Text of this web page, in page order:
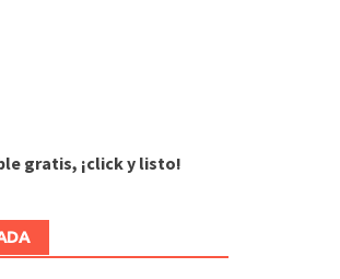
gratis, ¡click y listo!